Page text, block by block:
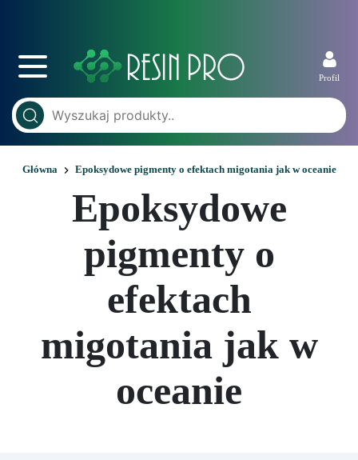
Profil
Główna Epoksydowe pigmenty o efektach migotania jak w oceanie
Epoksydowe
pigmenty o
efektach
migotania jak w
oceanie